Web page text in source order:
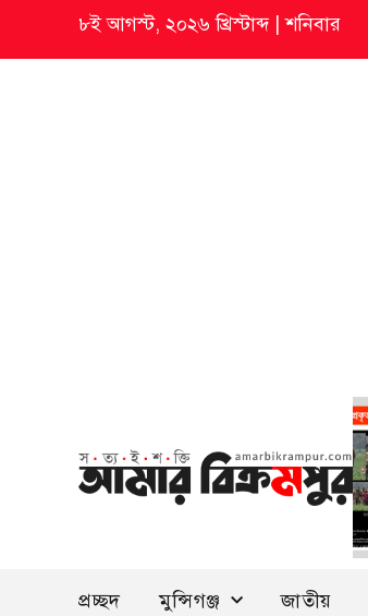
৮ই আগস্ট, ২০২৬ খ্রিস্টাব্দ|শনিবার
প্রচ্ছদ মুন্সিগঞ্জ জাতীয়